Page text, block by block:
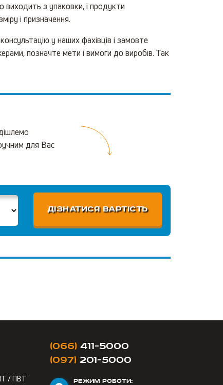
виходить з упаковки, і продукти
і призначення.
у наших фахівців і замовте
позначте мети і вимоги до виробів. Так
для Вас
ДІЗНАТИСЯ ВАРТІСТЬ
/ ПВТ
(066) 411-5000
(097) 201-5000
РЕЖИМ РОБОТИ: